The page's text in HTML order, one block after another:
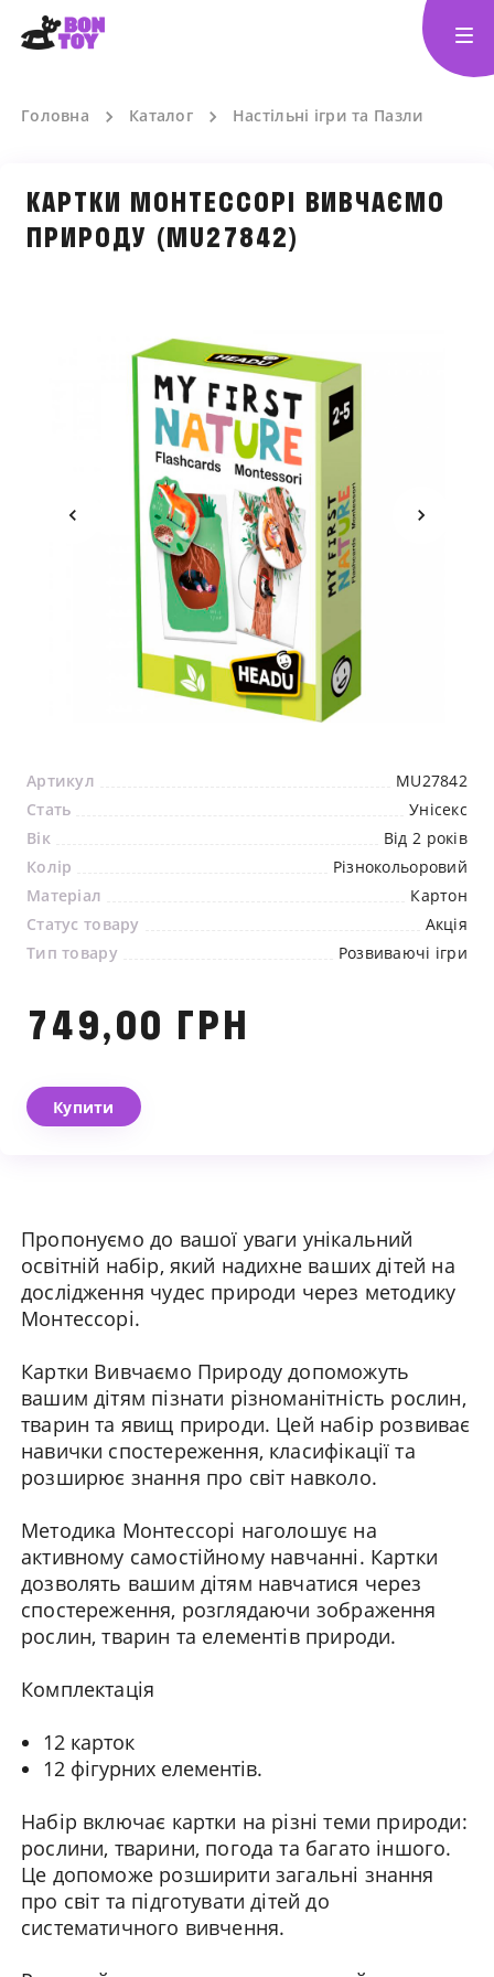
Головна Каталог Настільні ігри та Пазли
КАРТКИ МОНТЕССОРІ ВИВЧАЄМО
ПРИРОДУ (MU27842)
Артикул
MU27842
Стать
Унісекс
Вік
Від 2 років
Колір
Різнокольоровий
Матеріал
Картон
Статус товару
Акція
Тип товару
Розвиваючі ігри
749,00 ГРН
Купити
Пропонуємо до вашої уваги унікальний
освітній набір, який надихне ваших дітей на
дослідження чудес природи через методику
Монтессорі.
Картки Вивчаємо Природу допоможуть
вашим дітям пізнати різноманітність рослин,
тварин та явищ природи. Цей набір розвиває
навички спостереження, класифікації та
розширює знання про світ навколо.
Методика Монтессорі наголошує на
активному самостійному навчанні. Картки
дозволять вашим дітям навчатися через
спостереження, розглядаючи зображення
рослин, тварин та елементів природи.
Комплектація
12 карток
12 фігурних елементів.
Набір включає картки на різні теми природи:
рослини, тварини, погода та багато іншого.
Це допоможе розширити загальні знання
про світ та підготувати дітей до
систематичного вивчення.